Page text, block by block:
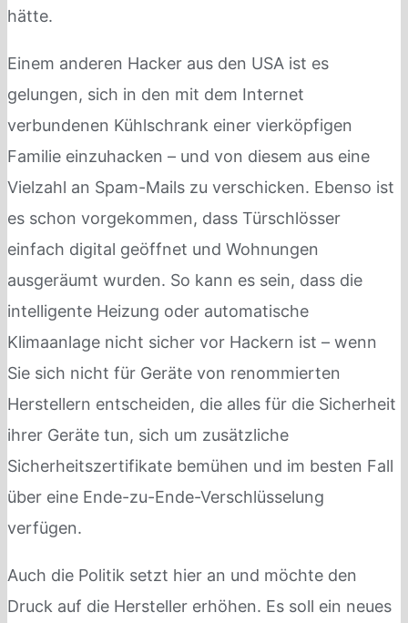
hätte.
Einem anderen Hacker aus den USA ist es
gelungen, sich in den mit dem Internet
verbundenen Kühlschrank einer vierköpfigen
Familie einzuhacken – und von diesem aus eine
Vielzahl an Spam-Mails zu verschicken. Ebenso ist
es schon vorgekommen, dass Türschlösser
einfach digital geöffnet und Wohnungen
ausgeräumt wurden. So kann es sein, dass die
intelligente Heizung oder automatische
Klimaanlage nicht sicher vor Hackern ist – wenn
Sie sich nicht für Geräte von renommierten
Herstellern entscheiden, die alles für die Sicherheit
ihrer Geräte tun, sich um zusätzliche
Sicherheitszertifikate bemühen und im besten Fall
über eine Ende-zu-Ende-Verschlüsselung
verfügen.
Auch die Politik setzt hier an und möchte den
Druck auf die Hersteller erhöhen. Es soll ein neues